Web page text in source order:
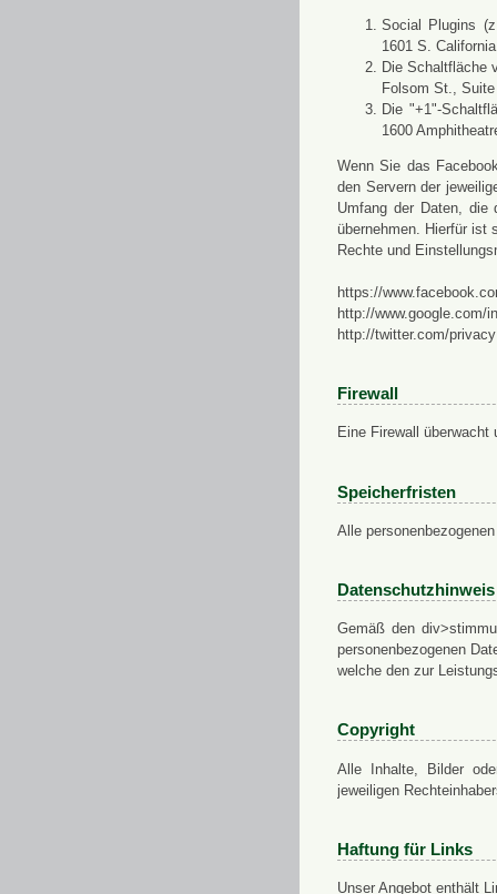
Social Plugins
1601 S.
Die Schaltfläche
Folsom St.,
Die "+1"-
1600
Wenn Sie das
den Servern der
Umfang der Daten, die
übernehmen. Hierfür ist
Rechte und
https://
http://www.google.com/
http://twitter.com/privacy
Firewall
Eine Firewall
Speicherfristen
Alle
Datenschutzhinweis
Gemäß den
personenbezogenen
welche den zur
Copyright
Alle Inhalte, Bilder
jeweiligen
Haftung für Links
Unser Angebot enthält